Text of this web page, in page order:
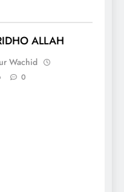
ALLAH
Wachid
0